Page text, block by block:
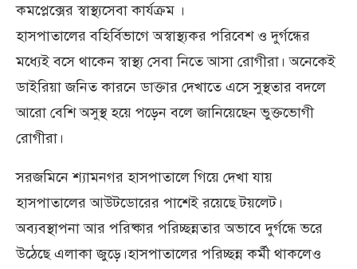
কমপ্লেক্সের স্বাস্থ্যসেবা কার্যক্রম ।
হাসপাতালের বহির্বিভাগে অস্বাস্থ্যকর পরিবেশ ও দুর্গন্ধের
মধ্যেই বসে থাকেন স্বাস্থ্য সেবা নিতে আসা রোগীরা। অনেকেই
ডাইরিয়া জনিত কারনে ডাক্তার দেখাতে এসে সুস্থতার বদলে
আরো বেশি অসুস্থ হয়ে পড়েন বলে জানিয়েছেন ভুক্তভোগী
রোগীরা।
সরজমিনে শ্যামনগর হাসপাতালে গিয়ে দেখা যায়
হাসপাতালের আউটডোরের পাশেই রয়েছে টয়লেট।
অব্যবস্থাপনা আর পরিষ্কার পরিচ্ছন্নতার অভাবে দুর্গন্ধে ভরে
উঠেছে এলাকা জুড়ে।হাসপাতালের পরিচ্ছন্ন কর্মী থাকলেও